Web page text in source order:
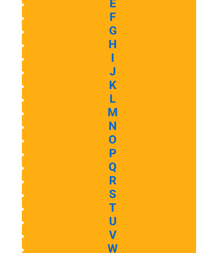
E
F
G
H
I
J
K
L
M
N
O
P
Q
R
S
T
U
V
W